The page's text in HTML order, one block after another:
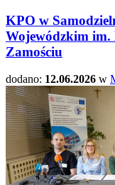
KPO w
Wojewódzkim im.
Zamościu
dodano: 12.06.2026 w